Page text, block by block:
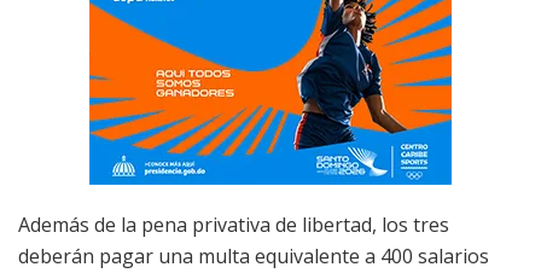
Además de la pena privativa de libertad, los tres
deberán pagar una multa equivalente a 400 salarios